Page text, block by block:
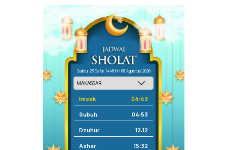
Sabtu, 23 Safar 1448 H / 08 Agustus 2026
Imsak 04:43
Subuh 04:53
Dzuhur 12:12
Ashar 15:32